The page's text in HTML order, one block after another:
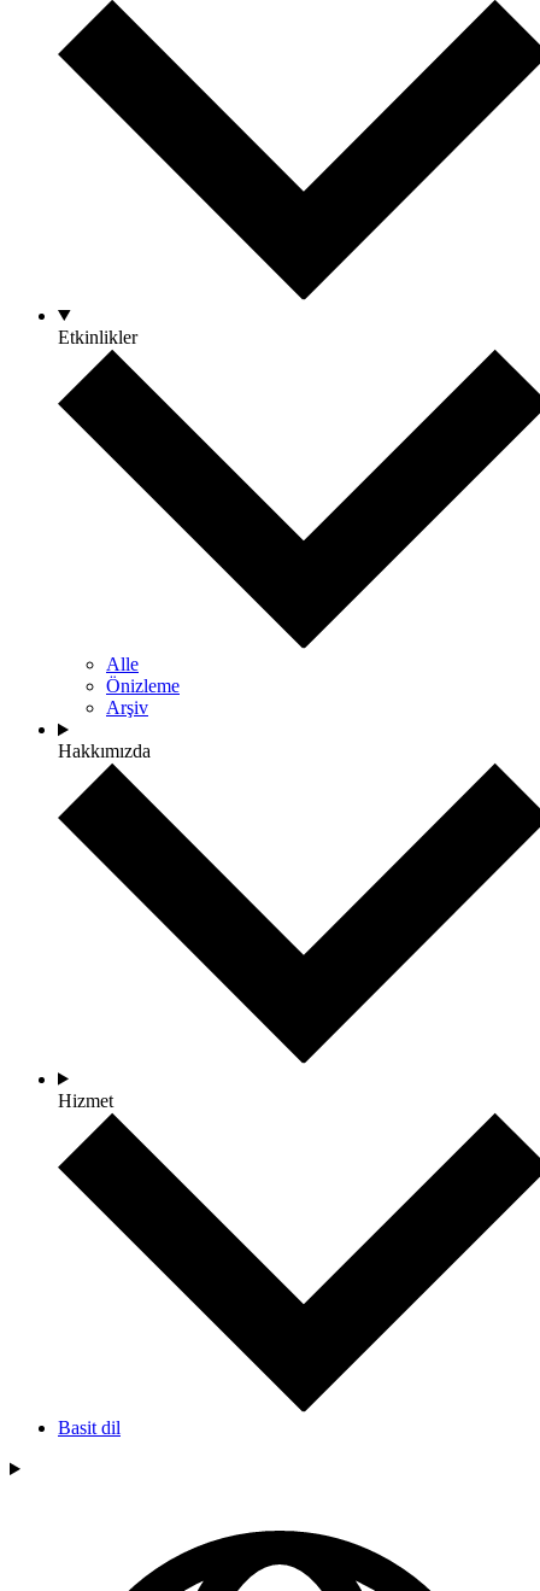
Etkinlikler
Alle
Önizleme
Arşiv
Hakkımızda
Hizmet
Basit dil